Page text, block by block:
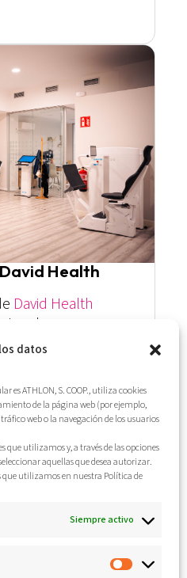
datos
es ATHLON, S. COOP., utiliza cookies
de la página web (por ejemplo,
web o la navegación de los usuarios
utilizamos y, a través de las opciones
aquellas que desea autorizar.
utilizamos en nuestra Política de
Siempre activo
Health
David Health
de prevención y
de rehabilitación.